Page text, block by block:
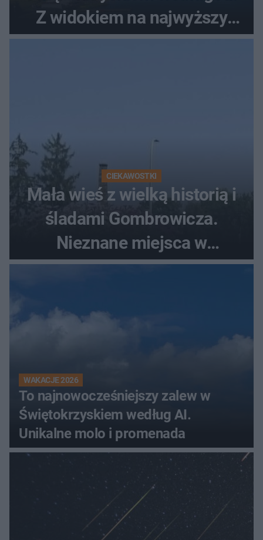
Z widokiem na najwyższy
szczyt Gór Świętokrzyskich
CIEKAWOSTKI
Mała wieś z wielką historią i
śladami Gombrowicza.
Nieznane miejsca w
Świętokrzyskiem
WAKACJE 2026
To najnowocześniejszy zalew w
Świętokrzyskiem według AI.
Unikalne molo i promenada